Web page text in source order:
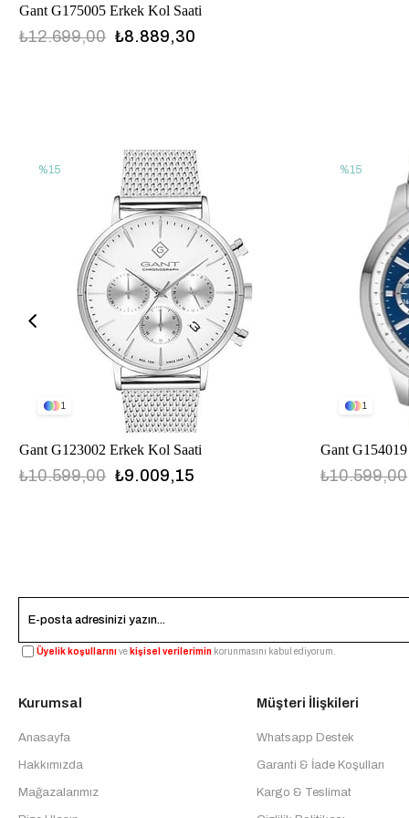
Gant G175005 Erkek Kol Saati
₺8.889,30
₺12.699,00
1
Gant G123002 Erkek Kol Saati
₺9.009,15
₺10.599,00
%15
1
Gant
₺10.599,00
%15
Üyelik koşullarınıve kişisel verilerimin korunmasını kabul ediyorum.
Kurumsal
Anasayfa
Hakkımızda
Mağazalarımız
Müşteri İlişkileri
Whatsapp Destek
Garanti & İade Koşulları
Kargo & Teslimat